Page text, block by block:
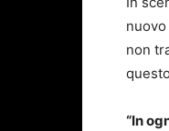
non
“In